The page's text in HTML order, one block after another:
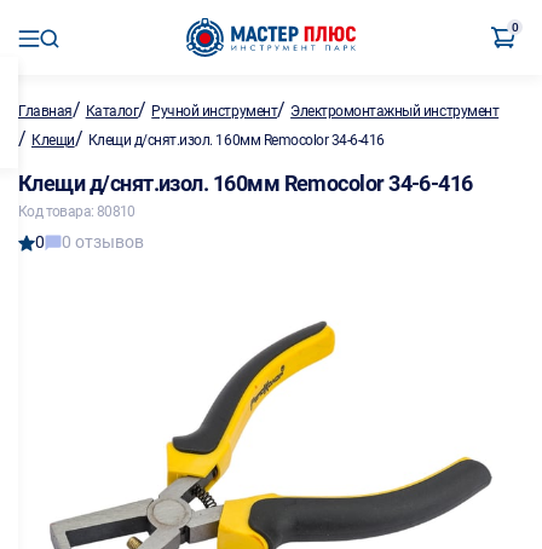
0
Главная/ Каталог/ Ручной инструмент/ Электромонтажный инструмент
/ Клещи/ Клещи д/снят.изол. 160мм Remocolor 34-6-416
Клещи д/снят.изол. 160мм Remocolor 34-6-416
Код товара: 80810
0 0 отзывов